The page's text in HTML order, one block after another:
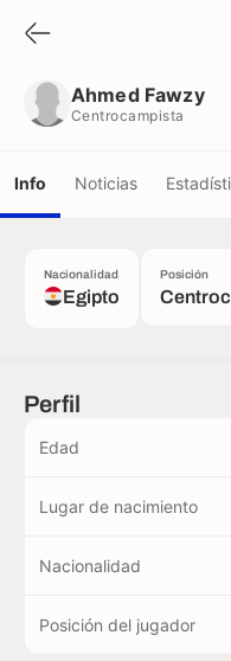
Ahmed Fawzy
Centrocampista
Info Noticias
Nacionalidad
Egipto
Posición
Perfil
Edad
Lugar de nacimiento
Nacionalidad
Posición del jugador